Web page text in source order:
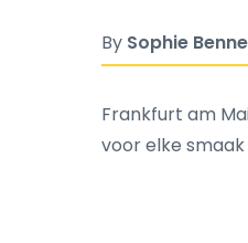
By Sophie
Frankfurt am
voor elke